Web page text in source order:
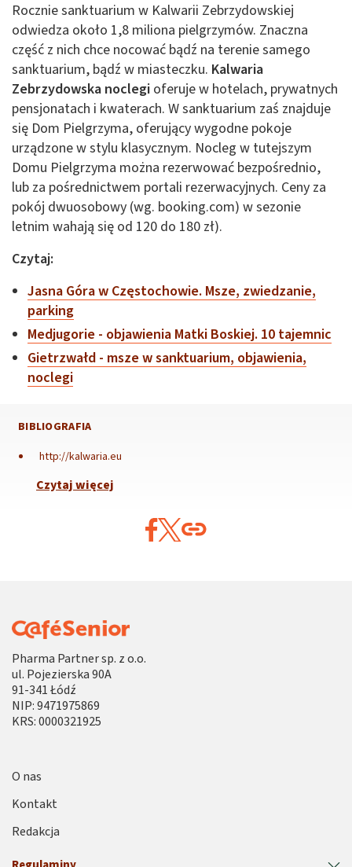
Rocznie sanktuarium w Kalwarii Zebrzydowskiej
odwiedza około 1,8 miliona pielgrzymów. Znaczna
część z nich chce nocować bądź na terenie samego
sanktuarium, bądź w miasteczku. Kalwaria
Zebrzydowska noclegi oferuje w hotelach, prywatnych
pensjonatach i kwaterach. W sanktuarium zaś znajduje
się Dom Pielgrzyma, oferujący wygodne pokoje
urządzone w stylu klasycznym. Nocleg w tutejszym
Domu Pielgrzyma można rezerwować bezpośrednio,
lub za pośrednictwem portali rezerwacyjnych. Ceny za
pokój dwuosobowy (wg. booking.com) w sezonie
letnim wahają się od 120 do 180 zł).
Czytaj:
Jasna Góra w Częstochowie. Msze, zwiedzanie,
parking
Medjugorie - objawienia Matki Boskiej. 10 tajemnic
Gietrzwałd - msze w sanktuarium, objawienia,
noclegi
BIBLIOGRAFIA
http://kalwaria.eu
Czytaj więcej
Pharma Partner sp. z o.o.
ul. Pojezierska 90A
91-341 Łódź
NIP: 9471975869
KRS: 0000321925
O nas
Kontakt
Redakcja